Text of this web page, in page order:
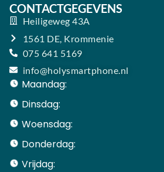
CONTACTGEGEVENS
Heiligeweg 43A
1561 DE, Krommenie
075 641 5169
info@holysmartphone.nl
Maandag:
Dinsdag:
Woensdag:
Donderdag:
Vrijdag: